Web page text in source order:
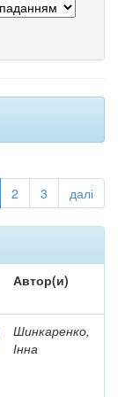
2 3 далі
Автор(и)
Шинкаренко,
Інна